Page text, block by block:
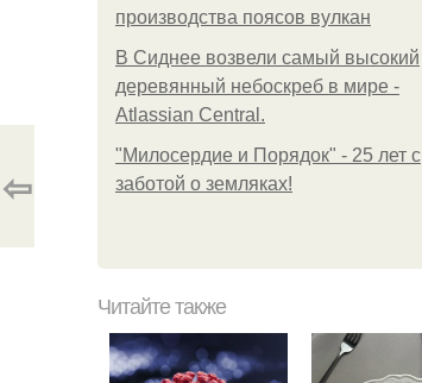
производства поясов вулкан
В Сиднее возвели самый высокий
деревянный небоскреб в мире -
Atlassian Central.
"Милосердие и Порядок" - 25 лет с
заботой о земляках!
⇦
Читайте также